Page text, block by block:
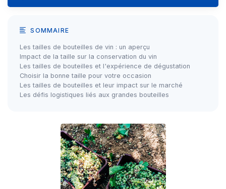
SOMMAIRE
Les tailles de bouteilles de vin : un aperçu
Impact de la taille sur la conservation du vin
Les tailles de bouteilles et l'expérience de dégustation
Choisir la bonne taille pour votre occasion
Les tailles de bouteilles et leur impact sur le marché
Les défis logistiques liés aux grandes bouteilles